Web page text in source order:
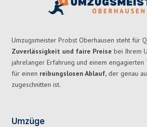
Umzugsmeister Probst Oberhausen steht für
Zuverlässigkeit und faire Preise bei Ihrem
jahrelanger Erfahrung und einem engagierten
für einen reibungslosen Ablauf, der genau
zugeschnitten ist.
Umzüge